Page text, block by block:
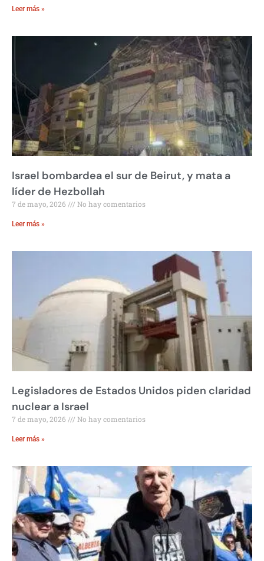
Leer más »
Israel bombardea el sur de Beirut, y mata a
líder de Hezbollah
7 de mayo, 2026 No hay comentarios
Leer más »
Legisladores de Estados Unidos piden claridad
nuclear a Israel
7 de mayo, 2026 No hay comentarios
Leer más »